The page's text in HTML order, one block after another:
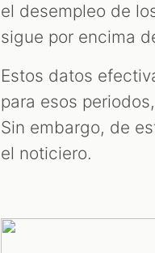
el desempleo de
sigue por encima
Estos datos
para esos
Sin embargo, de
el noticiero.